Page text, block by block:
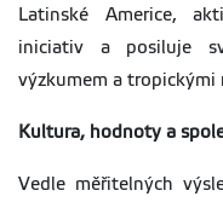
Latinské Americe,
iniciativ a posiluje
výzkumem a tropickými
Kultura, hodnoty a
Vedle měřitelných